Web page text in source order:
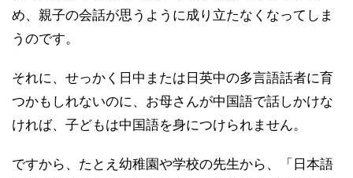
め、親子の会話が思うように成り立たなくなってしま
うのです。
それに、せっかく日中または日英中の多言語話者に育
つかもしれないのに、お母さんが中国語で話しかけな
ければ、子どもは中国語を身につけられません。
ですから、たとえ幼稚園や学校の先生から、「日本語